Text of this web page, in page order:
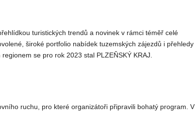
turistických trendů a novinek v rámci téměř celé
široké portfolio nabídek tuzemských zájezdů i přehledy
se pro rok 2023 stal PLZEŇSKÝ KRAJ.
ruchu, pro které organizátoři připravili bohatý program. V